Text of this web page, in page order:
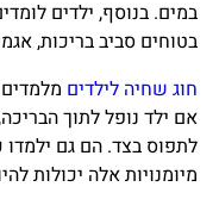
במים. בנוסף, ילדים
בטוחים סביב בריכות,
חוג שחיה לילדים
אם ילד נופל לתוך
לתפוס בצד. הם גם ילמדו
מיומנויות אלה יכולות